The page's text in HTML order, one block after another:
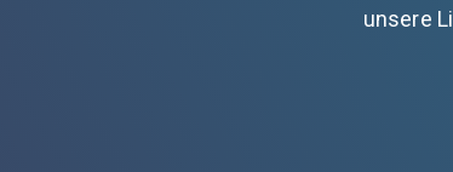
unsere